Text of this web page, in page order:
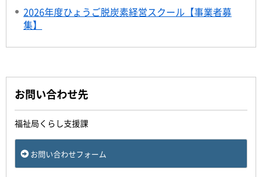
2026年度ひょうご脱炭素経営スクール【事業者募
集】
お問い合わせ先
福祉局くらし支援課
お問い合わせフォーム